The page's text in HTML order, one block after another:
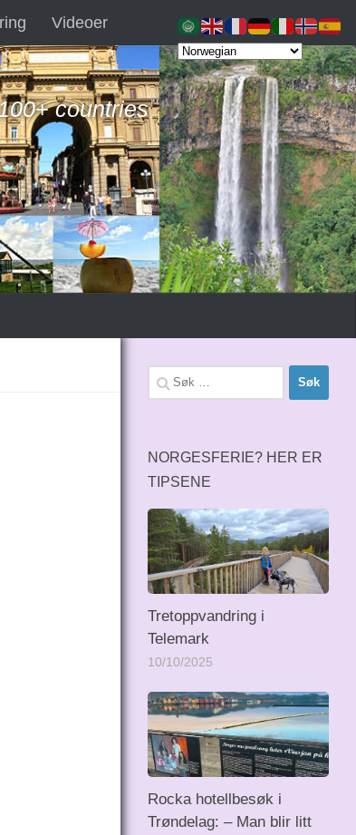
Videoer
countries
Søk
etter:
NORGESFERIE? HER ER
TIPSENE
Tretoppvandring i
Telemark
10/10/2025
Rocka hotellbesøk i
Trøndelag: – Man blir litt